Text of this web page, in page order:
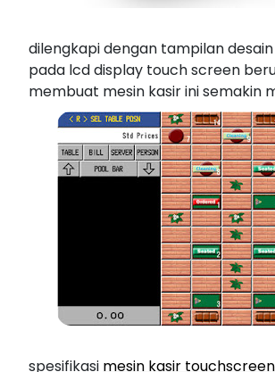
dilengkapi dengan tampilan
pada lcd display touch screen
membuat mesin kasir ini semakin
spesifikasi mesin kasir